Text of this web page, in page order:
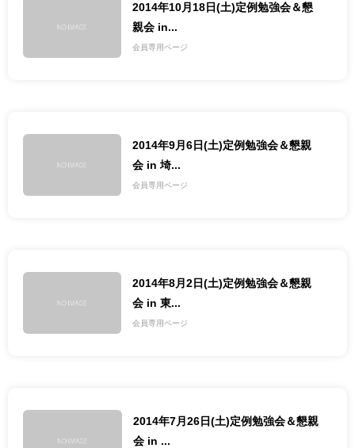
2014年10月18日(土)定例勉強会＆懇
親会 in...
会員専用ページ
2014年9月6日(土)定例勉強会＆懇親
会 in 埼...
会員専用ページ
2014年8月2日(土)定例勉強会＆懇親
会 in 東...
会員専用ページ
2014年7月26日(土)定例勉強会＆懇親
会 in ...